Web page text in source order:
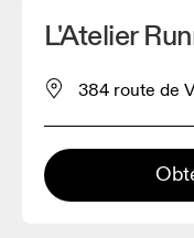
L'Atelier
384 route de